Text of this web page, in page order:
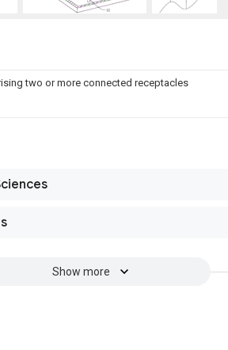
two or more connected receptacles
Show more